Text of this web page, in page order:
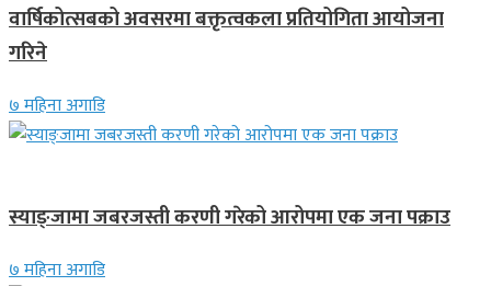
वार्षिकोत्सबको अवसरमा बक्तृत्वकला प्रतियोगिता आयोजना
गरिने
७ महिना अगाडि
स्याङ्जामा जबरजस्ती करणी गरेको आरोपमा एक जना पक्राउ
७ महिना अगाडि